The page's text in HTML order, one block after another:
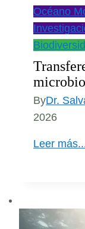
Océano
ByDr.
2026
Leer